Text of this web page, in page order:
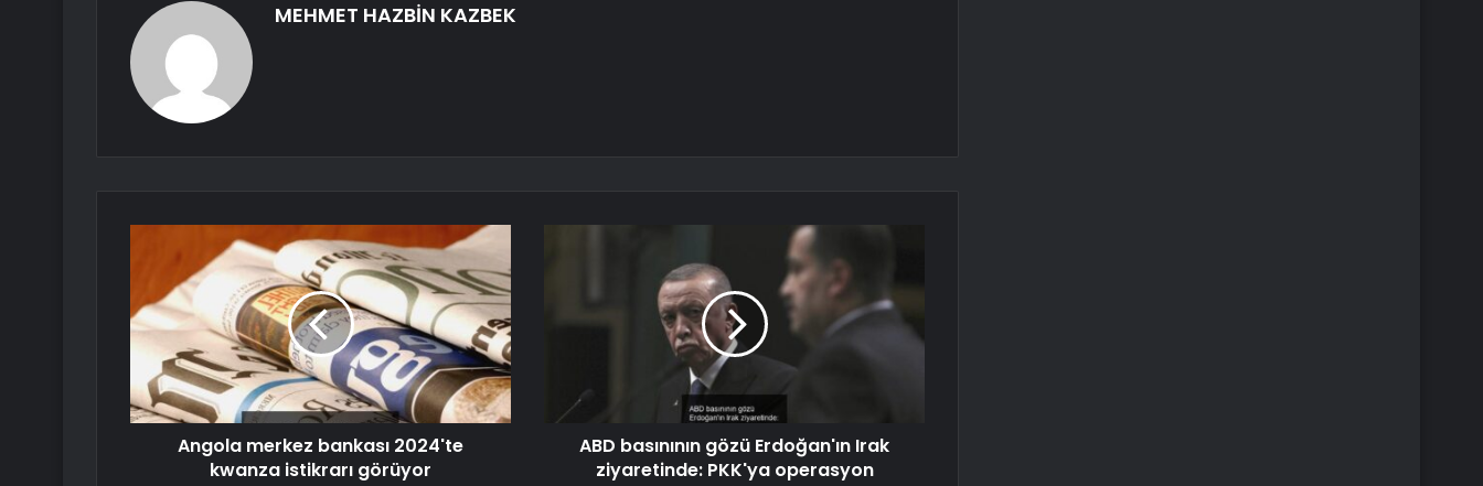
MEHMET HAZBİN KAZBEK
Angola merkez bankası 2024'te
kwanza istikrarı görüyor
ABD basınının gözü Erdoğan'ın Irak
ziyaretinde: PKK'ya operasyon